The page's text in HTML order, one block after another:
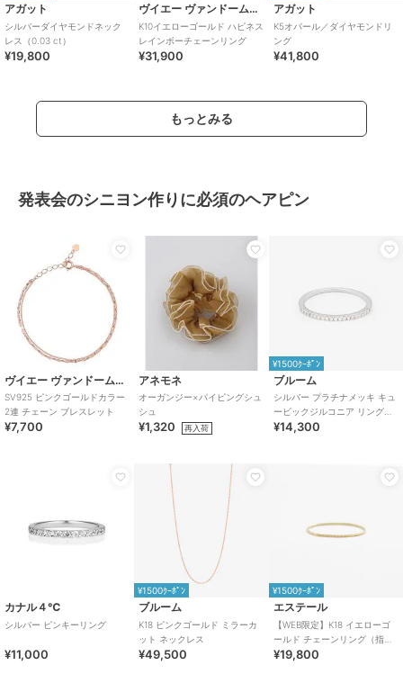
アガット
シルバーダイヤモンドネック
レス（0.03 ct）
¥19,800
ヴイエー ヴァンドーム青山
K10イエローゴールド ハピネス
レインボーチェーンリング
¥31,900
アガット
K5オパール／ダイヤモンドリ
ング
¥41,800
もっとみる
発表会のシニヨン作りに必須のヘアピン
ヴイエー ヴァンドーム青山
SV925 ピンクゴールドカラー
2連 チェーン ブレスレット
¥7,700
アネモネ
オーガンジー×パイピングシュ
シュ
¥1,320 再入荷
¥1500ｸｰﾎﾟﾝ
ブルーム
シルバー プラチナメッキ キュ
ービックジルコニア リング
（指輪）※ピンキーサイズあり
¥14,300
カナル４℃
シルバー ピンキーリング
¥11,000
¥1500ｸｰﾎﾟﾝ
ブルーム
K18 ピンクゴールド ミラーカ
ット ネックレス
¥49,500
¥1500ｸｰﾎﾟﾝ
エステール
【WEB限定】K18 イエローゴ
ールド チェーンリング（指
輪）※ピンキーサイズあり
¥19,800